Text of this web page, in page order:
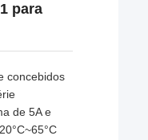
para
concebidos
de 5A e